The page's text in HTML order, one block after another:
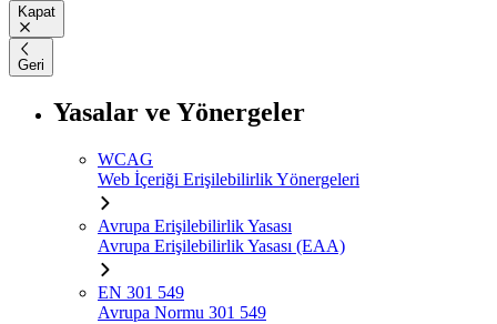
Kapat
Geri
Yasalar ve Yönergeler
WCAG
Web İçeriği Erişilebilirlik Yönergeleri
Avrupa Erişilebilirlik Yasası
Avrupa Erişilebilirlik Yasası (EAA)
EN 301 549
Avrupa Normu 301 549